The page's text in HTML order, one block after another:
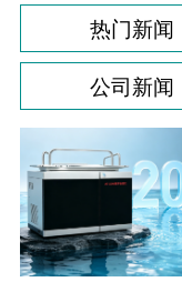
热门新闻
公司新闻